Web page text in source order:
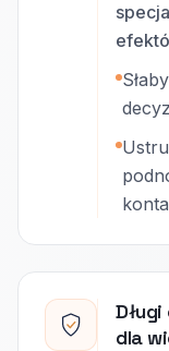
dla